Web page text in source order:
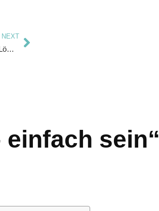
NEXT
Verbinde Dich mit der Pflanzenwesenheit des Löwenzahns. Wandle Deine innere Härte
einfach sein“